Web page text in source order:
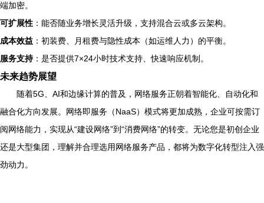
端加密。
可扩展性 ：能否随业务增长灵活升级，支持混合云或多云架构。
成本效益 ：初装费、月租费与隐性成本（如运维人力）的平衡。
服务支持：是否提供7×24小时技术支持、快速响应机制。
未来趋势展望
随着5G、AI和边缘计算的普及，网络服务正朝着智能化、自动化和
融合化方向发展。网络即服务（NaaS）模式将更加成熟，企业可按需订
阅网络能力，实现从“建设网络”到“消费网络”的转变。无论您是初创企业
还是大型集团，理解并合理选用网络服务产品，都将为数字化转型注入强
劲动力。